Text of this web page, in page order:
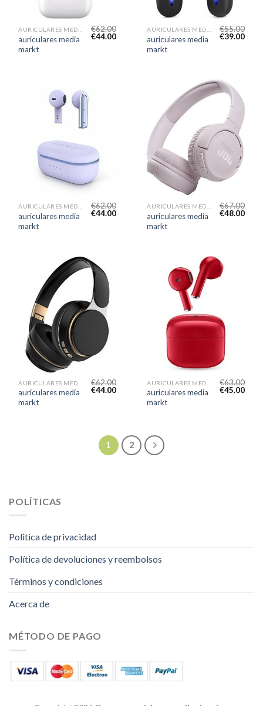
auriculares media
markt
€62.00
€44.00
auriculares media
markt
€55.00
€39.00
auriculares media
markt
€62.00
€44.00
auriculares media
markt
€67.00
€48.00
auriculares media
markt
€62.00
€44.00
auriculares media
markt
€63.00
€45.00
1 2
POLÍTICAS
Politica de privacidad
Política de devoluciones y reembolsos
Términos y condiciones
Acerca de
MÉTODO DE PAGO